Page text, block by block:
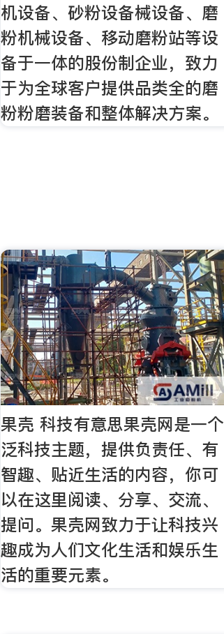
机设备、砂粉设备械设备、磨
粉机械设备、移动磨粉站等设
备于一体的股份制企业，致力
于为全球客户提供品类全的磨
粉粉磨装备和整体解决方案。
果壳 科技有意思果壳网是一个
泛科技主题，提供负责任、有
智趣、贴近生活的内容，你可
以在这里阅读、分享、交流、
提问。果壳网致力于让科技兴
趣成为人们文化生活和娱乐生
活的重要元素。